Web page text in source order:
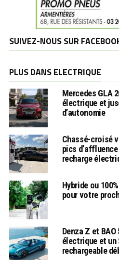
SUIVEZ-NOUS SUR
PLUS DANS ELECTRIQUE
Mercedes GLA
électrique et
d’autonomie
Chassé-croisé
pics
recharge
Hybride ou
pour votre
Denza Z et BAO
électrique et un
rechargeable